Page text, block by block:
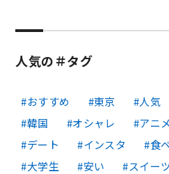
人気の＃タグ
おすすめ 東京 人気
韓国
オシャレ アニメ
デート
インスタ 食
大学生
安い スイー